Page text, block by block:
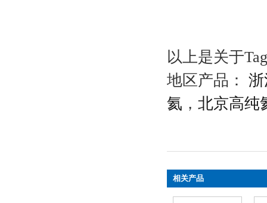
以上是关于
地区产品：
氦 ， 北京高纯
相关产品